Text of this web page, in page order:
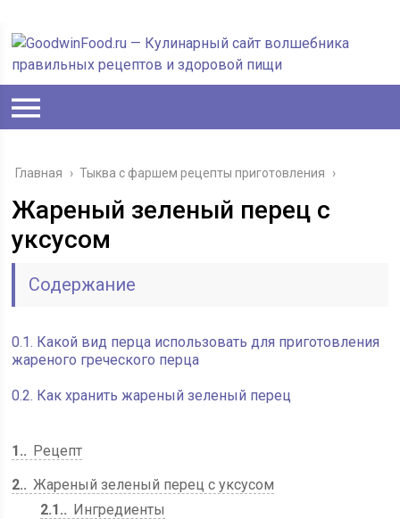
Главная › Тыква с фаршем рецепты приготовления ›
Жареный зеленый перец с
уксусом
Содержание
0.1. Какой вид перца использовать для приготовления
жареного греческого перца
0.2. Как хранить жареный зеленый перец
1.
Рецепт
2.
Жареный зеленый перец с уксусом
2.1.
Ингредиенты